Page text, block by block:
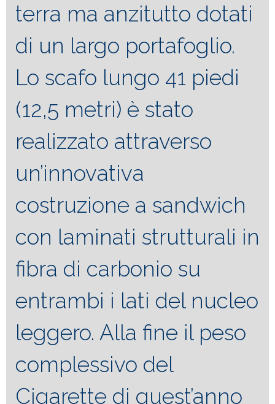
terra ma anzitutto dotati
di un largo portafoglio.
Lo scafo lungo 41 piedi
(12,5 metri) è stato
realizzato attraverso
un’innovativa
costruzione a sandwich
con laminati strutturali in
fibra di carbonio su
entrambi i lati del nucleo
leggero. Alla fine il peso
complessivo del
Cigarette di quest’anno